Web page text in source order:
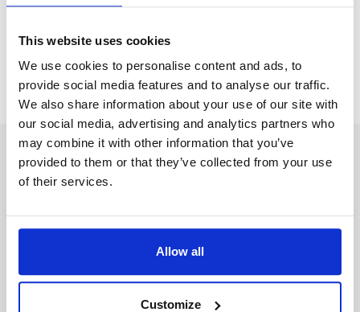
This website uses cookies
We use cookies to personalise content and ads, to
provide social media features and to analyse our traffic.
We also share information about your use of our site with
our social media, advertising and analytics partners who
may combine it with other information that you’ve
provided to them or that they’ve collected from your use
of their services.
Allow all
Customize
Create your profile
Λάβετε εξατομικευμένες πληροφορίες από το Robin.
Ονομα (λατινικοί χαρακτήρες)
Επίθετο (λατινικοί χαρακτήρες)